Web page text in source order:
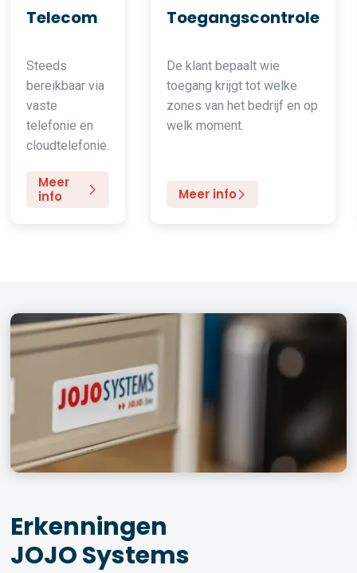
Telecom
Steeds
bereikbaar via
vaste
telefonie en
cloudtelefonie.
Meer
info
Toegangscontrole
De klant bepaalt wie
toegang krijgt tot welke
zones van het bedrijf en op
welk moment.
Meer info
Erkenningen
JOJO Systems